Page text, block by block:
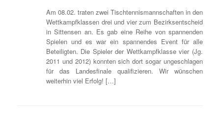
Am 08.02. traten zwei Tischtennismannschaften in den
Wettkampfklassen drei und vier zum Bezirksentscheid
in Sittensen an. Es gab eine Reihe von spannenden
Spielen und es war ein spannendes Event für alle
Beteiligten. Die Spieler der Wettkampfklasse vier (Jg.
2011 und 2012) konnten sich dort sogar ungeschlagen
für das Landesfinale qualifizieren. Wir wünschen
weiterhin viel Erfolg! […]